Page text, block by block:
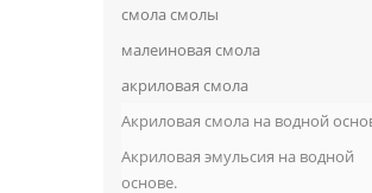
смола смолы
малеиновая смола
акриловая смола
Акриловая смола на водной
Акриловая эмульсия на водной
основе.